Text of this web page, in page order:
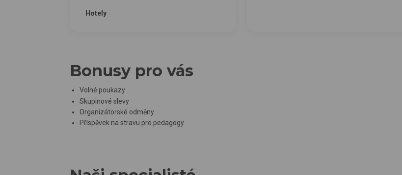
Hotely
Bonusy pro vás
Volné poukazy
Skupinové slevy
Organizátorské odměny
Příspěvek na stravu pro pedagogy